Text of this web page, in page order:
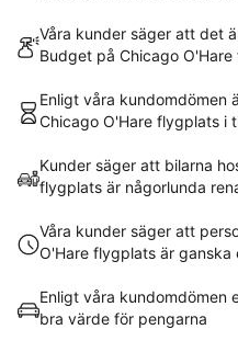
Våra kunder säger att det
Budget på Chicago
Enligt våra kundomdömen
Chicago O'Hare flygplats i
Kunder säger att bilarna
flygplats är någorlunda
Våra kunder säger att
O'Hare flygplats är ganska
Enligt våra kundomdömen
bra värde för pengarna